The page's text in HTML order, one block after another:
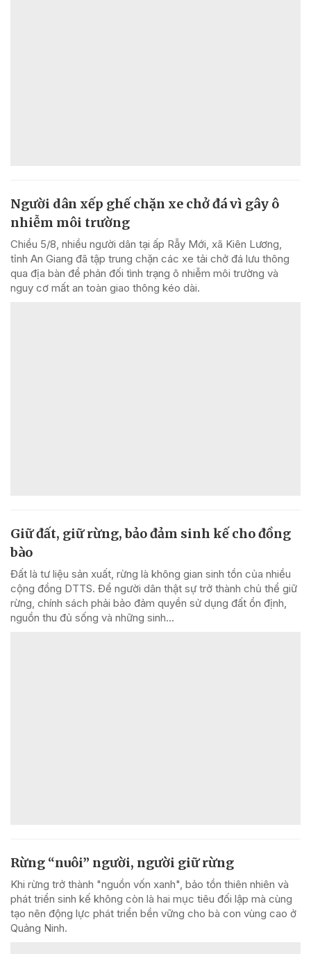
Người dân xếp ghế chặn xe chở đá vì gây ô
nhiễm môi trường
Chiều 5/8, nhiều người dân tại ấp Rẫy Mới, xã Kiên Lương,
tỉnh An Giang đã tập trung chặn các xe tải chở đá lưu thông
qua địa bàn để phản đối tình trạng ô nhiễm môi trường và
nguy cơ mất an toàn giao thông kéo dài.
Giữ đất, giữ rừng, bảo đảm sinh kế cho đồng
bào
Đất là tư liệu sản xuất, rừng là không gian sinh tồn của nhiều
cộng đồng DTTS. Để người dân thật sự trở thành chủ thể giữ
rừng, chính sách phải bảo đảm quyền sử dụng đất ổn định,
nguồn thu đủ sống và những sinh...
Rừng “nuôi” người, người giữ rừng
Khi rừng trở thành "nguồn vốn xanh", bảo tồn thiên nhiên và
phát triển sinh kế không còn là hai mục tiêu đối lập mà cùng
tạo nên động lực phát triển bền vững cho bà con vùng cao ở
Quảng Ninh.